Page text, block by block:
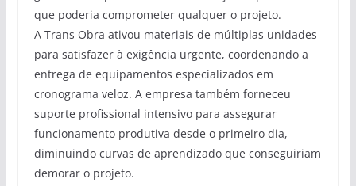
que poderia comprometer qualquer o projeto.
A Trans Obra ativou materiais de múltiplas unidades
para satisfazer à exigência urgente, coordenando a
entrega de equipamentos especializados em
cronograma veloz. A empresa também forneceu
suporte profissional intensivo para assegurar
funcionamento produtiva desde o primeiro dia,
diminuindo curvas de aprendizado que conseguiriam
demorar o projeto.